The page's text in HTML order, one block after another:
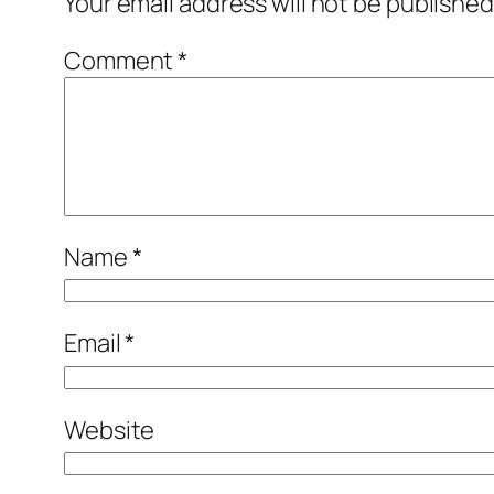
Comment*
Name*
Email*
Website